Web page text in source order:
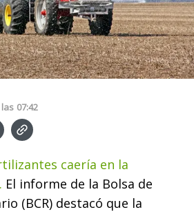
las 07:42
caería en la
El informe de la Bolsa de
(BCR) destacó que la